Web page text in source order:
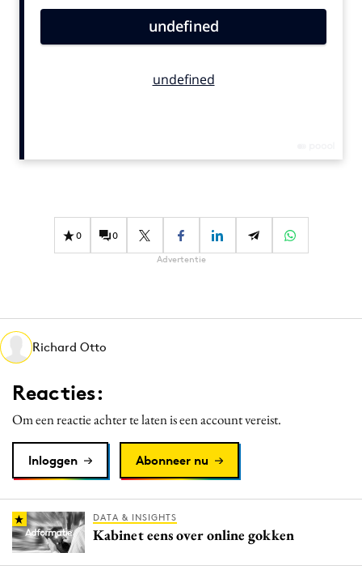
Bureaus
Campagnes
Data & Insights
Effectiviteit
Interne communicatie
Martech
Merkstrategie
PR
Programmatic
Purpose Marketing
Reputatie & crisis
0 0
Advertentie
Richard Otto
Reacties:
Om een reactie achter te laten is een account vereist.
Inloggen Abonneer nu
DATA & INSIGHTS
Kabinet eens over online gokken